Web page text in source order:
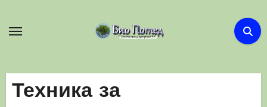
Техника за